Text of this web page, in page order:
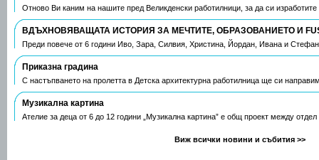
Отново Ви каним на нашите пред Великденски работилници, за да си
ВДЪХНОВЯВАЩАТА ИСТОРИЯ ЗА МЕЧТИТЕ, ОБРАЗОВАНИЕТО И
Преди повече от 6 години Иво, Зара, Силвия, Христина, Йордан, Ивана и
Приказна градина
С настъпването на пролетта в Детска архитектурна работилница ще си
Музикална картина
Ателие за деца от 6 до 12 години „Музикална картина” е общ проект между отдел
Виж всички новини и събития >>